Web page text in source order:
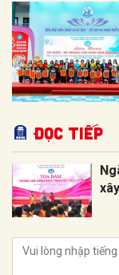
Đọc tiếp